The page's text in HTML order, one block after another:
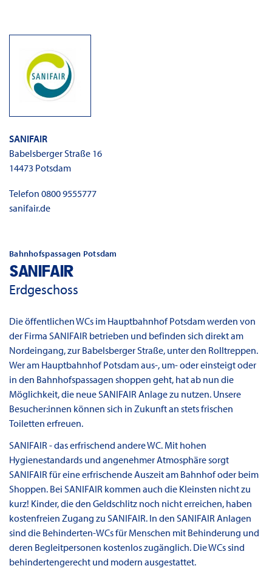
SANIFAIR
Babelsberger Straße 16
14473 Potsdam
Telefon 0800 9555777
sanifair.de
Bahnhofspassagen Potsdam
SANIFAIR
Erdgeschoss
Die öffentlichen WCs im Hauptbahnhof Potsdam werden von
der Firma SANIFAIR betrieben und befinden sich direkt am
Nordeingang, zur Babelsberger Straße, unter den Rolltreppen.
Wer am Hauptbahnhof Potsdam aus-, um- oder einsteigt oder
in den Bahnhofspassagen shoppen geht, hat ab nun die
Möglichkeit, die neue SANIFAIR Anlage zu nutzen. Unsere
Besucher:innen können sich in Zukunft an stets frischen
Toiletten erfreuen.
SANIFAIR - das erfrischend andere WC. Mit hohen
Hygienestandards und angenehmer Atmosphäre sorgt
SANIFAIR für eine erfrischende Auszeit am Bahnhof oder beim
Shoppen. Bei SANIFAIR kommen auch die Kleinsten nicht zu
kurz! Kinder, die den Geldschlitz noch nicht erreichen, haben
kostenfreien Zugang zu SANIFAIR. In den SANIFAIR Anlagen
sind die Behinderten-WCs für Menschen mit Behinderung und
deren Begleitpersonen kostenlos zugänglich. Die WCs sind
behindertengerecht und modern ausgestattet.